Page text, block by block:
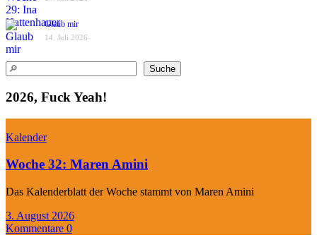
Glaub mir
14. Juli 2026
Suchen Suche
2026, Fuck Yeah!
Kalender
Woche 32: Maren Amini
Das Kalenderblatt der Woche stammt von Maren Amini
3. August 2026
Kommentare 0